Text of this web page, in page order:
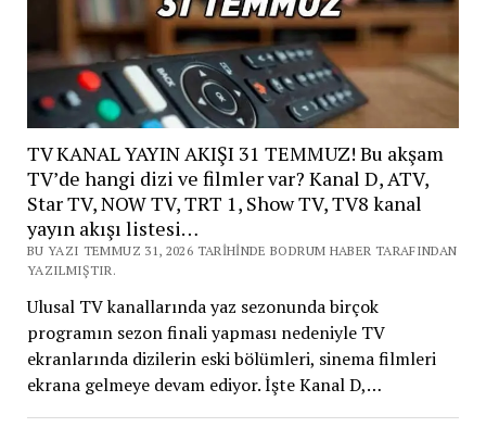
TV KANAL YAYIN AKIŞI 31 TEMMUZ! Bu akşam
TV’de hangi dizi ve filmler var? Kanal D, ATV,
Star TV, NOW TV, TRT 1, Show TV, TV8 kanal
yayın akışı listesi…
BU YAZI TEMMUZ 31, 2026 TARIHINDE BODRUM HABER TARAFINDAN
YAZILMIŞTIR.
Ulusal TV kanallarında yaz sezonunda birçok
programın sezon finali yapması nedeniyle TV
ekranlarında dizilerin eski bölümleri, sinema filmleri
ekrana gelmeye devam ediyor. İşte Kanal D,…